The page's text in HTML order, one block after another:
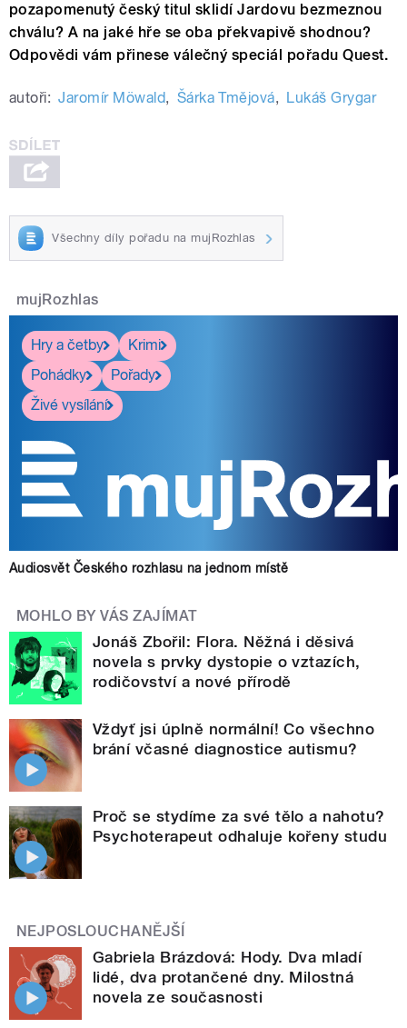
pozapomenutý český titul sklidí Jardovu bezmeznou
chválu? A na jaké hře se oba překvapivě shodnou?
Odpovědi vám přinese válečný speciál pořadu Quest.
autoři: Jaromír Möwald, Šárka Tmějová, Lukáš Grygar
Všechny díly pořadu na mujRozhlas
mujRozhlas
Hry a četby
Krimi
Pohádky
Pořady
Živé vysílání
Audiosvět Českého rozhlasu na jednom místě
MOHLO BY VÁS ZAJÍMAT
Jonáš Zbořil: Flora. Něžná i děsivá
novela s prvky dystopie o vztazích,
rodičovství a nové přírodě
Vždyť jsi úplně normální! Co všechno
brání včasné diagnostice autismu?
Proč se stydíme za své tělo a nahotu?
Psychoterapeut odhaluje kořeny studu
NEJPOSLOUCHANĚJŠÍ
Gabriela Brázdová: Hody. Dva mladí
lidé, dva protančené dny. Milostná
novela ze současnosti